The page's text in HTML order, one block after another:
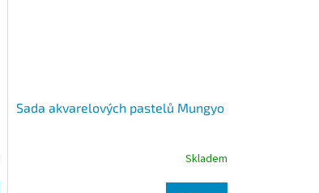
Sada akvarelových pastelů Mungyo
Skladem